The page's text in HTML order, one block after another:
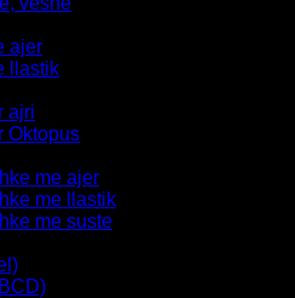
ajer
llastik
ajri
Oktopus
me ajer
me llastik
me suste